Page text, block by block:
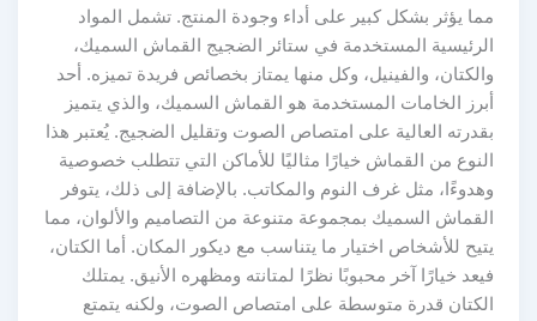
مما يؤثر بشكل كبير على أداء وجودة المنتج. تشمل المواد
الرئيسية المستخدمة في ستائر الضجيج القماش السميك،
والكتان، والفينيل، وكل منها يمتاز بخصائص فريدة تميزه. أحد
أبرز الخامات المستخدمة هو القماش السميك، والذي يتميز
بقدرته العالية على امتصاص الصوت وتقليل الضجيج. يُعتبر هذا
النوع من القماش خيارًا مثاليًا للأماكن التي تتطلب خصوصية
وهدوءًا، مثل غرف النوم والمكاتب. بالإضافة إلى ذلك، يتوفر
القماش السميك بمجموعة متنوعة من التصاميم والألوان، مما
يتيح للأشخاص اختيار ما يتناسب مع ديكور المكان. أما الكتان،
فيعد خيارًا آخر محبوبًا نظرًا لمتانته ومظهره الأنيق. يمتلك
الكتان قدرة متوسطة على امتصاص الصوت، ولكنه يتمتع